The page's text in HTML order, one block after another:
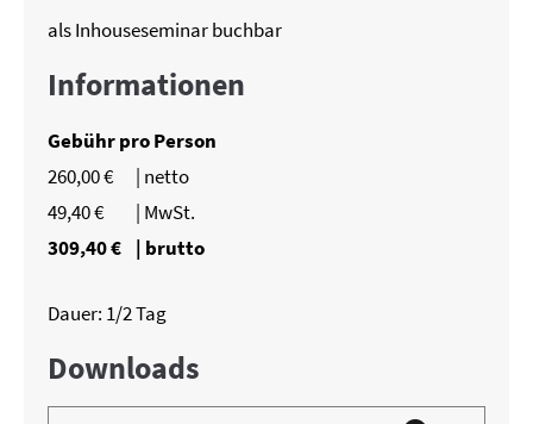
als Inhouseseminar buchbar
Informationen
Gebühr pro Person
260,00 €
| netto
49,40 €
| MwSt.
309,40 € | brutto
Dauer: 1/2 Tag
Downloads